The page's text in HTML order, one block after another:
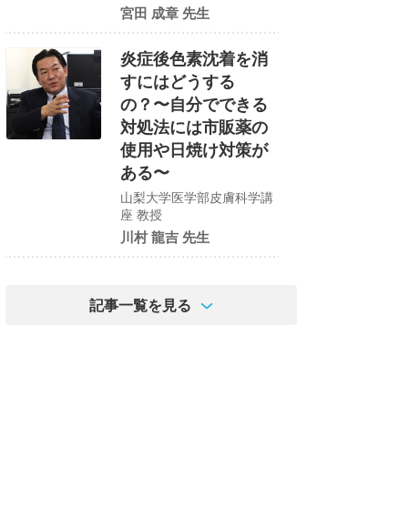
宮田 成章 先生
炎症後色素沈着を消
すにはどうする
の？〜自分でできる
対処法には市販薬の
使用や日焼け対策が
ある〜
山梨大学医学部皮膚科学講
座 教授
川村 龍吉 先生
記事一覧を見る